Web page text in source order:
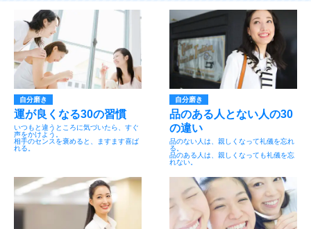
自分磨き
運が良くなる30の習慣
いつもと違うところに気づいたら、すぐ
声をかけよう。
相手のセンスを褒めると、ますます喜ば
れる。
自分磨き
品のある人とない人の30
の違い
品のない人は、親しくなって礼儀を忘れ
る。
品のある人は、親しくなっても礼儀を忘
れない。